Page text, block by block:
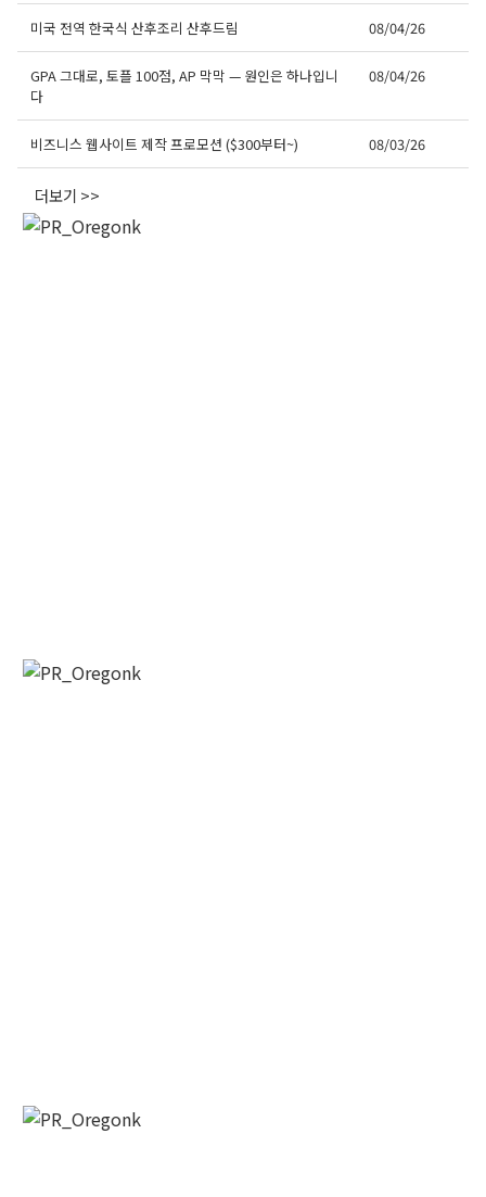
미국 전역 한국식 산후조리 산후드림 08/04/26
GPA 그대로, 토플 100점, AP 막막 — 원인은 하나입니
다
08/04/26
비즈니스 웹사이트 제작 프로모션 ($300부터~) 08/03/26
더보기 >>